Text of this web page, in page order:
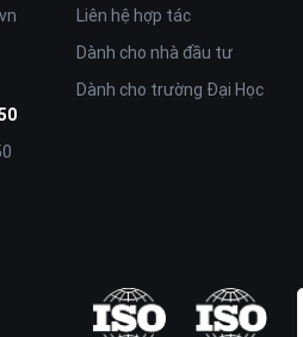
nghiệm cho người dùng.
Liên hệ hợp tác
Dành cho nhà đầu tư
Dành cho trường Đại Học